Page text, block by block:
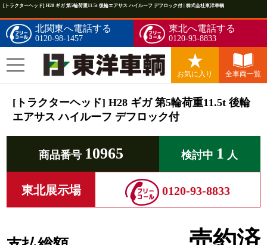
[トラクターヘッド] H28 ギガ 第5輪荷重11.5t 後輪エアサス ハイルーフ デフロック付 | 株式会社東洋車輌
北関東へ電話する
0120-98-1457
東北へ電話する
0120-93-8833
お気に入り 全車両一覧
[トラクターヘッド] H28 ギガ 第5輪荷重11.5t 後輪
エアサス ハイルーフ デフロック付
商品番号 10965 検討中 1 人
東北展示場 0120-93-8833